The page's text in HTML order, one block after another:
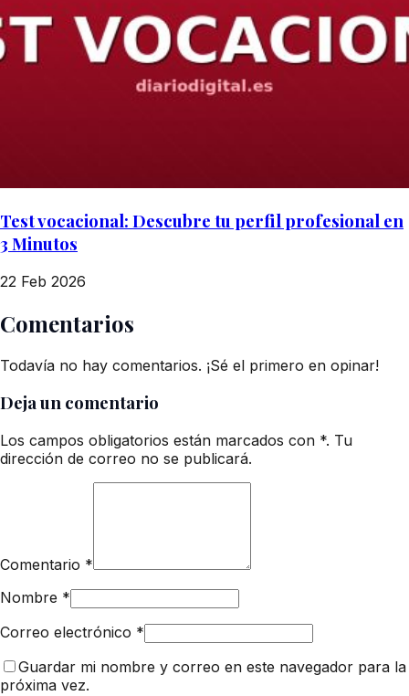
Test vocacional: Descubre tu perfil profesional en
3 Minutos
22 Feb 2026
Comentarios
Todavía no hay comentarios. ¡Sé el primero en opinar!
Deja un comentario
Los campos obligatorios están marcados con *. Tu
dirección de correo no se publicará.
Comentario *
Nombre *
Correo electrónico *
Guardar mi nombre y correo en este navegador para la
próxima vez.